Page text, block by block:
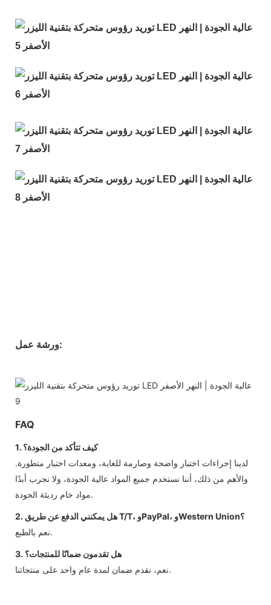
ورشة عمل:
FAQ
1. كيف تتأكد من الجودة؟
لدينا إجراءات اختبار واضحة وصارمة للغاية، ومعدات اختبار متطورة.
والأهم من ذلك، أننا نستخدم جميع المواد عالية الجودة، ولا نجرب أبدًا
مواد خام رديئة الجودة.
2. هل يمكنني الدفع عن طريق T/T، وPayPal، وWestern Union؟
نعم بالطبع.
3. هل تقدمون ضمانًا للمنتجات؟
نعم، نقدم ضمان لمدة عام واحد على منتجاتنا.